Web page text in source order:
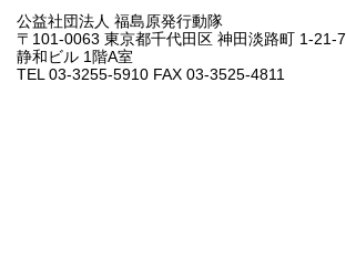
公益社団法人 福島原発行動隊
〒101-0063 東京都千代田区 神田淡路町 1-21-7
静和ビル 1階A室
TEL 03-3255-5910 FAX 03-3525-4811